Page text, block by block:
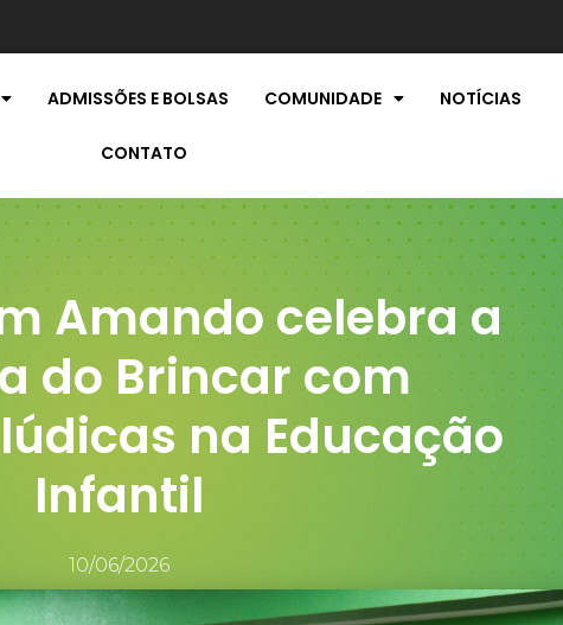
ADMISSÕES E BOLSAS COMUNIDADE NOTÍCIAS
CONTATO
Amando celebra a
do Brincar com
na Educação
Infantil
10/06/2026